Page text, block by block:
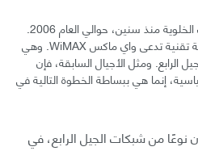
نشأت تقنية الجيل الرابع في الهواتف الخلوية منذ سنين، حوالي العام 2006.
استخدمت شبكة الجيل الرابع الأصلية تقنية تدعى واي ماكس WiMAX. وهي
الرابع. ومثل الأجيال السابقة، فإن
إنما هي ببساطة الخطوة التالية في
من شبكات الجيل الرابع، في